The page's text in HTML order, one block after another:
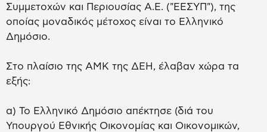
Συμμετοχών και Περιουσίας Α.Ε. ("ΕΕΣΥΠ"), της
οποίας μοναδικός μέτοχος είναι το Ελληνικό
Δημόσιο.
Στο πλαίσιο της ΑΜΚ της ΔΕΗ, έλαβαν χώρα τα
εξής:
α) Το Ελληνικό Δημόσιο απέκτησε (διά του
Υπουργού Εθνικής Οικονομίας και Οικονομικών,